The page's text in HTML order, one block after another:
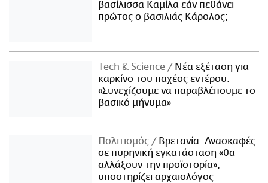
βασίλισσα Καμίλα εάν πεθάνει
πρώτος ο βασιλιάς Κάρολος;
Τech & Science
Νέα εξέταση για
καρκίνο του παχέος εντέρου:
«Συνεχίζουμε να παραβλέπουμε το
βασικό μήνυμα»
Πολιτισμός
Βρετανία: Ανασκαφές
σε πυρηνική εγκατάσταση «θα
αλλάξουν την προϊστορία»,
υποστηρίζει αρχαιολόγος